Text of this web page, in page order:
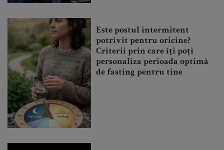
Este postul intermitent
potrivit pentru oricine?
Criterii prin care îți poți
personaliza perioada optimă
de fasting pentru tine